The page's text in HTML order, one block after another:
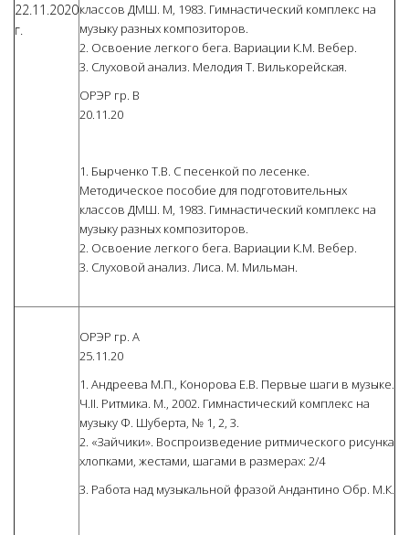
22.11.2020
г.
классов ДМШ. М, 1983. Гимнастический комплекс на
музыку разных композиторов.
2. Освоение легкого бега. Вариации К.М. Вебер.
3. Слуховой анализ. Мелодия Т. Вилькорейская.
ОРЭР гр. В
20.11.20
1. Бырченко Т.В. С песенкой по лесенке.
Методическое пособие для подготовительных
классов ДМШ. М, 1983. Гимнастический комплекс на
музыку разных композиторов.
2. Освоение легкого бега. Вариации К.М. Вебер.
3. Слуховой анализ. Лиса. М. Мильман.
ОРЭР гр. А
25.11.20
1. Андреева М.П., Конорова Е.В. Первые шаги в музыке.
Ч.II. Ритмика. М., 2002. Гимнастический комплекс на
музыку Ф. Шуберта, № 1, 2, 3.
2. «Зайчики». Воспроизведение ритмического рисунка
хлопками, жестами, шагами в размерах: 2/4
3. Работа над музыкальной фразой Андантино Обр. М.К.